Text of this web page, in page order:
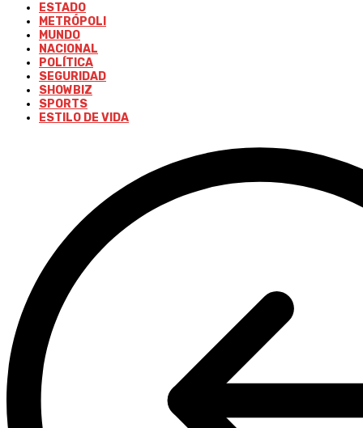
ESTADO
METRÓPOLI
MUNDO
NACIONAL
POLÍTICA
SEGURIDAD
SHOWBIZ
SPORTS
ESTILO DE VIDA